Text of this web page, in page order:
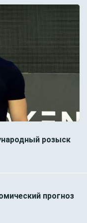
розыск
прогноз